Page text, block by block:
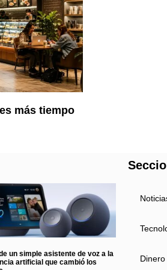
más tiempo
un simple asistente de voz a la
artificial que cambió los
Dinero